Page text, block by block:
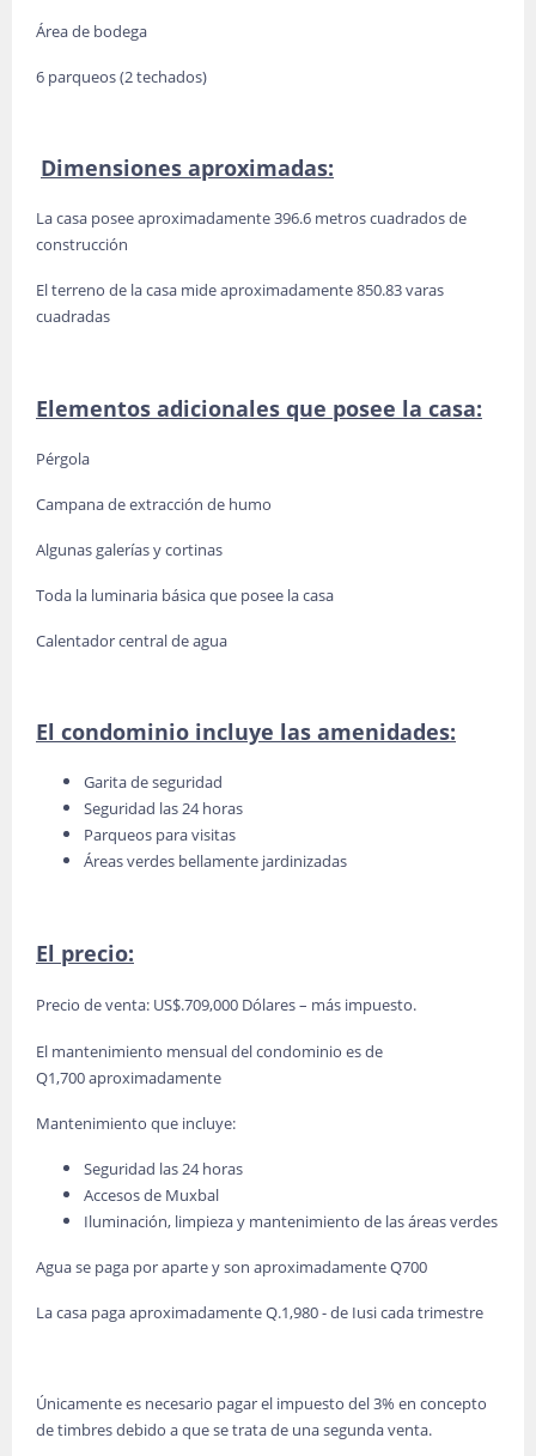
Área de bodega
6 parqueos (2 techados)
Dimensiones aproximadas:
La casa posee aproximadamente 396.6 metros cuadrados de
construcción
El terreno de la casa mide aproximadamente 850.83 varas
cuadradas
Elementos adicionales que posee la casa:
Pérgola
Campana de extracción de humo
Algunas galerías y cortinas
Toda la luminaria básica que posee la casa
Calentador central de agua
El condominio incluye las amenidades:
Garita de seguridad
Seguridad las 24 horas
Parqueos para visitas
Áreas verdes bellamente jardinizadas
El precio:
Precio de venta: US$.709,000 Dólares – más impuesto.
El mantenimiento mensual del condominio es de
Q1,700 aproximadamente
Mantenimiento que incluye:
Seguridad las 24 horas
Accesos de Muxbal
Iluminación, limpieza y mantenimiento de las áreas verdes
Agua se paga por aparte y son aproximadamente Q700
La casa paga aproximadamente Q.1,980 - de Iusi cada trimestre
Únicamente es necesario pagar el impuesto del 3% en concepto
de timbres debido a que se trata de una segunda venta.